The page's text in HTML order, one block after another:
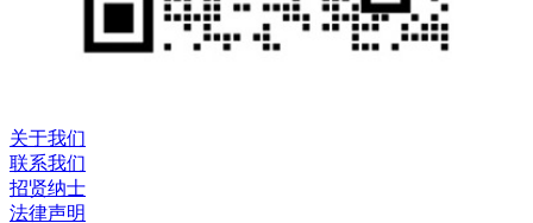
关于我们
联系我们
招贤纳士
法律声明